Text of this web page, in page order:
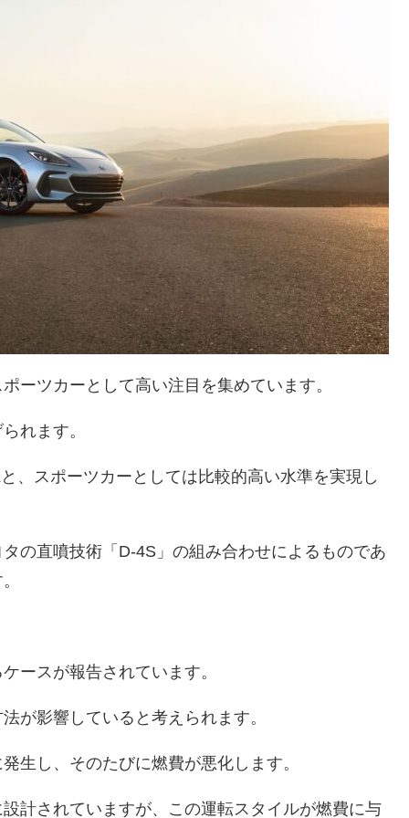
ーツカーとして高い注目を集めています。
れます。
、スポーツカーとしては比較的高い水準を実現し
の直噴技術「D-4S」の組み合わせによるものであ
ースが報告されています。
が影響していると考えられます。
生し、そのたびに燃費が悪化します。
計されていますが、この運転スタイルが燃費に与